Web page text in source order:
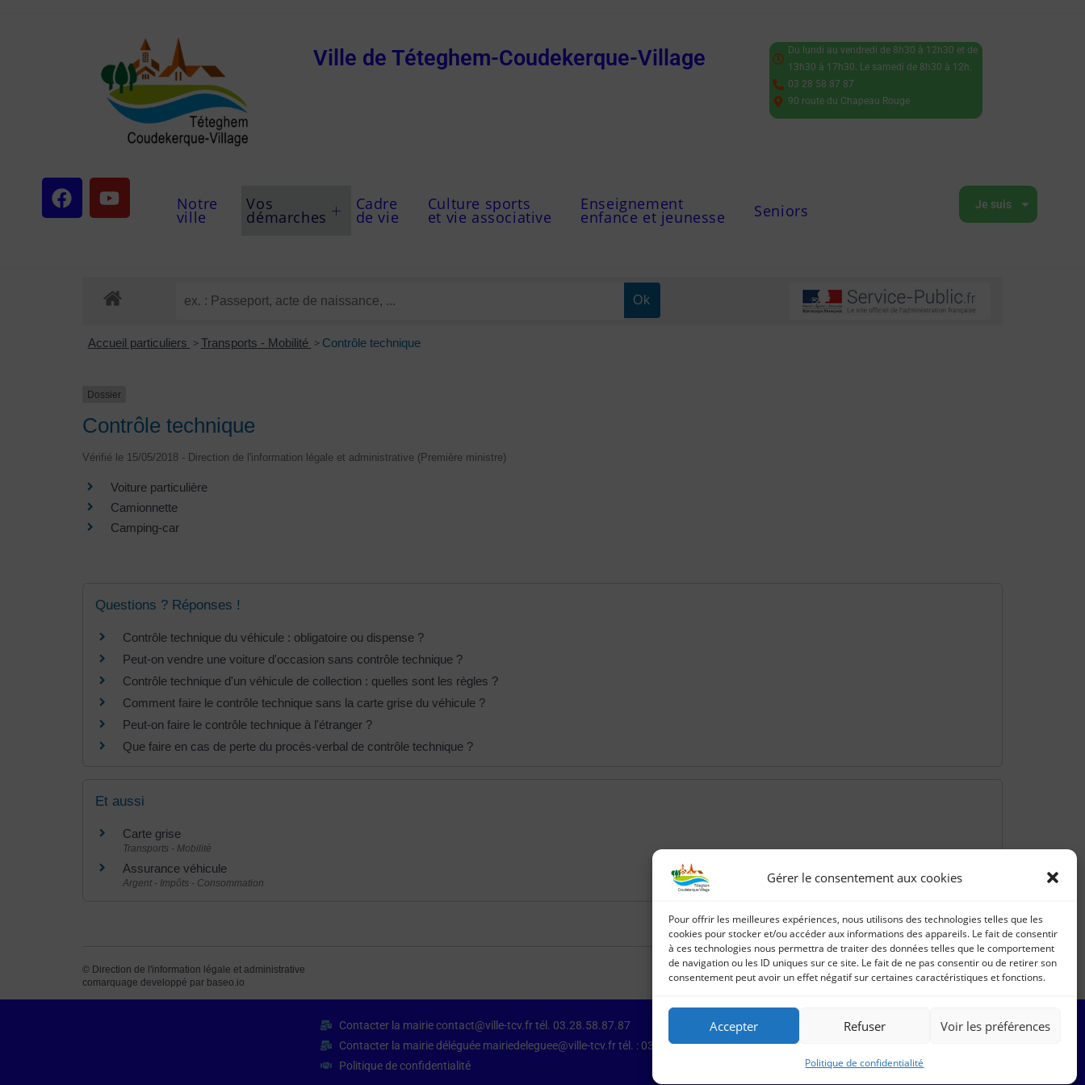
Gérer le consentement aux cookies
Pour offrir les meilleures expériences, nous utilisons des technologies telles que les
cookies pour stocker et/ou accéder aux informations des appareils. Le fait de consentir
à ces technologies nous permettra de traiter des données telles que le comportement
de navigation ou les ID uniques sur ce site. Le fait de ne pas consentir ou de retirer son
consentement peut avoir un effet négatif sur certaines caractéristiques et fonctions.
Accepter Refuser Voir les préférences
Politique de confidentialité
Ville de Téteghem-Coudekerque-Village
Du lundi au vendredi de 8h30 à 12h30 et de
13h30 à 17h30. Le samedi de 8h30 à 12h.
03 28 58 87 87
90 route du Chapeau Rouge
Notre
ville
Vos
démarches
Cadre
de vie
Culture sports
et vie associative
Enseignement
enfance et jeunesse Seniors Je suis
Accueil particuliers > Transports - Mobilité > Contrôle technique
Dossier
Contrôle technique
Vérifié le 15/05/2018 - Direction de l'information légale et administrative (Première ministre)
Voiture particulière
Camionnette
Camping-car
Questions ? Réponses !
Contrôle technique du véhicule : obligatoire ou dispense ?
Peut-on vendre une voiture d'occasion sans contrôle technique ?
Contrôle technique d'un véhicule de collection : quelles sont les règles ?
Comment faire le contrôle technique sans la carte grise du véhicule ?
Peut-on faire le contrôle technique à l'étranger ?
Que faire en cas de perte du procès-verbal de contrôle technique ?
Et aussi
Carte grise
Transports - Mobilité
Assurance véhicule
Argent - Impôts - Consommation
© Direction de l'information légale et administrative
comarquage developpé par baseo.io
Contacter la mairie contact@ville-tcv.fr tél. 03.28.58.87.87
Contacter la mairie déléguée mairiedeleguee@ville-tcv.fr tél. : 03.28.64.79.87
Politique de confidentialité